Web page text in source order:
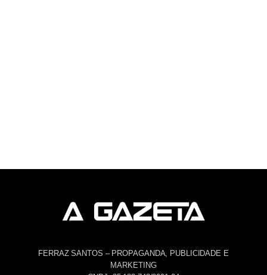
FERRAZ SANTOS – PROPAGANDA, PUBLICIDADE E
MARKETING